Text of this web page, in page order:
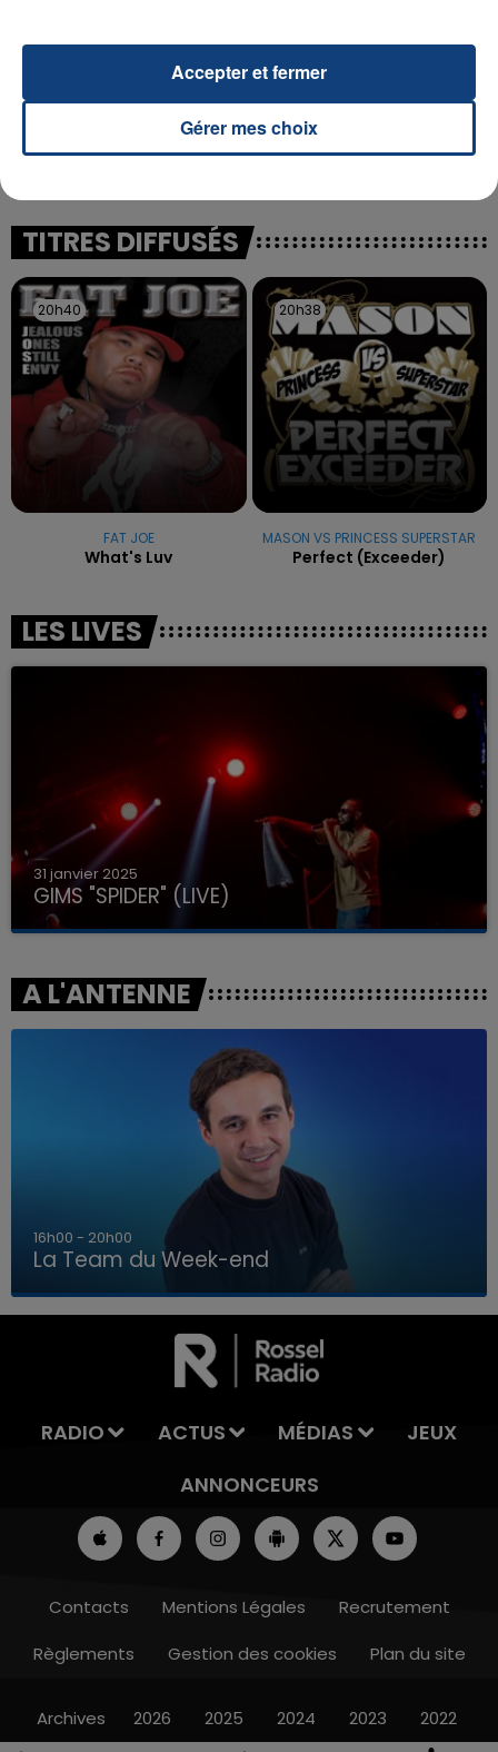
LA TEAM DU WEEK-END
UNE ADOLESCENTE DEVANT SE FAIRE
OPÉRER DE LA CHEVILLE RESSORT DE LA...
reconnu sa responsabilité et présenté ses
excuses.
TITRES DIFFUSÉS
20h40
20h40
FAT JOE
What's Luv
20h38
20h38
MASON VS PRINCESS SUPERSTAR
Perfect (exceeder)
LES LIVES
31 janvier 2025
GIMS "SPIDER" (LIVE)
A L'ANTENNE
7h00 - 12h00
La Team du Week-end
RADIO ACTUS MÉDIAS
JEUX
ANNONCEURS
Contacts Mentions Légales
Recrutement
Règlements
Gestion des cookies Plan du site
Archives 2026 2025 2024 2023 2022
Gérer mes choix
Accepter et fermer